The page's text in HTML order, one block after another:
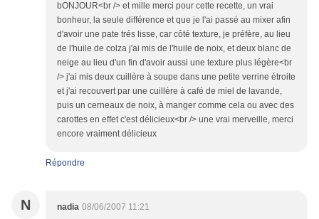
bONJOUR<br /> et mille merci pour cette recette, un vrai
bonheur, la seule différence et que je l'ai passé au mixer afin
d'avoir une pate trés lisse, car côté texture, je préfère, au lieu
de l'huile de colza j'ai mis de l'huile de noix, et deux blanc de
neige au lieu d'un fin d'avoir aussi une texture plus légère<br
/> j'ai mis deux cuillère à soupe dans une petite verrine étroite
et j'ai recouvert par une cuillère à café de miel de lavande,
puis un cerneaux de noix, à manger comme cela ou avec des
carottes en effet c'est délicieux<br /> une vrai merveille, merci
encore vraiment délicieux
Répondre
N nadia 08/06/2007 11:21